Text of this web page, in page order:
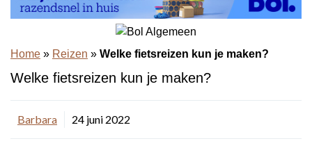
Home » Reizen » Welke fietsreizen kun je maken?
Welke fietsreizen kun je maken?
Barbara 24 juni 2022